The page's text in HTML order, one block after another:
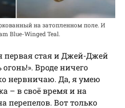
на затопленном поле. И
Blue-Winged Teal.
первая стая и Джей-Джей
Вроде ничего
нервничаю. Да, я умею
– в своё время и на
перепелов. Вот только